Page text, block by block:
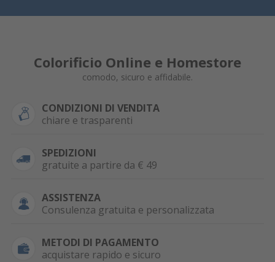
Colorificio Online e Homestore
comodo, sicuro e affidabile.
CONDIZIONI DI VENDITA
chiare e trasparenti
SPEDIZIONI
gratuite a partire da € 49
ASSISTENZA
Consulenza gratuita e personalizzata
METODI DI PAGAMENTO
acquistare rapido e sicuro